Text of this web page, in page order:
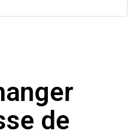
de